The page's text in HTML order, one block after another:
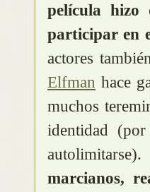
película hizo
participar en
actores
Elfman hace
muchos
identidad
marcianos,